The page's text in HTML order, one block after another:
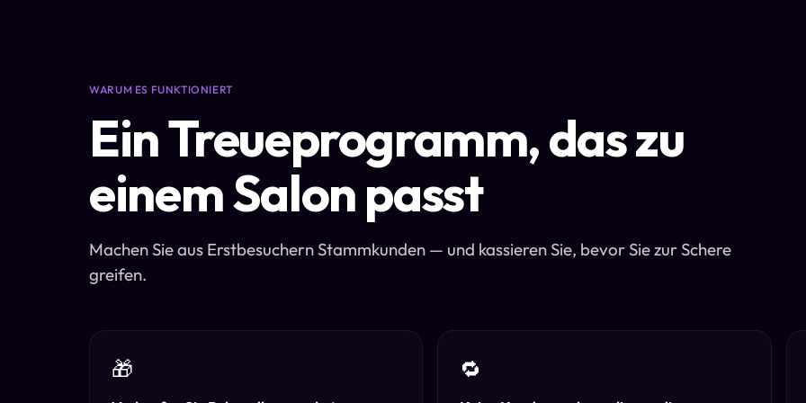
WARUM ES FUNKTIONIERT
Ein Treueprogramm, das zu
einem Salon passt
Machen Sie aus Erstbesuchern Stammkunden — und kassieren Sie, bevor Sie zur Schere
greifen.
🎁 🔁